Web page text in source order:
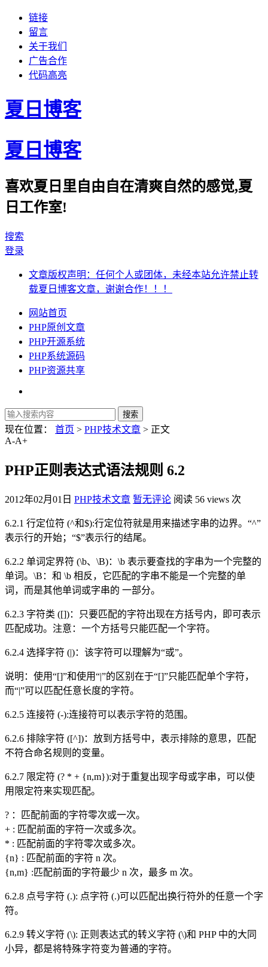
链接
留言
关于我们
广告合作
代码高亮
夏日博客
夏日博客
喜欢夏日里自由自在清爽自然的感觉,夏
日工作室!
搜索
登录
文章版权声明：任何个人或团体，未经本站允许禁止转
载夏日博客文章，谢谢合作！！！
网站首页
PHP原创文章
PHP开源系统
PHP系统源码
PHP资源共享
现在位置： 首页 > PHP技术文章 > 正文
A-A+
PHP正则表达式语法规则 6.2
2012年02月01日 PHP技术文章 暂无评论 阅读 56 views 次
6.2.1 行定位符 (^和$):行定位符就是用来描述字串的边界。“^”
表示行的开始；“$”表示行的结尾。
6.2.2 单词定界符 (\b、\B)：\b 表示要查找的字串为一个完整的
单词。\B：和 \b 相反，它匹配的字串不能是一个完整的单
词，而是其他单词或字串的 一部分。
6.2.3 字符类 ([])：只要匹配的字符出现在方括号内，即可表示
匹配成功。注意：一个方括号只能匹配一个字符。
6.2.4 选择字符 (|)：该字符可以理解为“或”。
说明：使用“[]”和使用“|”的区别在于“[]”只能匹配单个字符，
而“|”可以匹配任意长度的字符。
6.2.5 连接符 (-):连接符可以表示字符的范围。
6.2.6 排除字符 ([^])：放到方括号中，表示排除的意思，匹配
不符合命名规则的变量。
6.2.7 限定符 (? * + {n,m}):对于重复出现字母或字串，可以使
用限定符来实现匹配。
? ：匹配前面的字符零次或一次。
+ : 匹配前面的字符一次或多次。
* : 匹配前面的字符零次或多次。
{n} : 匹配前面的字符 n 次。
{n,m} :匹配前面的字符最少 n 次，最多 m 次。
6.2.8 点号字符 (.): 点字符 (.)可以匹配出换行符外的任意一个字
符。
6.2.9 转义字符 (\): 正则表达式的转义字符 (\)和 PHP 中的大同
小异，都是将特殊字符变为普通的字符。